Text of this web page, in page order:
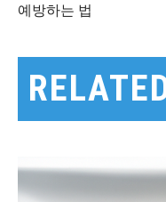
탐
색
예방하는 법